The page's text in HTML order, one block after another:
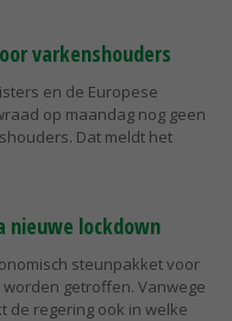
varkenshouders
en de Europese
op maandag nog geen
Dat meldt het
nieuwe lockdown
steunpakket voor
getroffen. Vanwege
de regering ook in welke